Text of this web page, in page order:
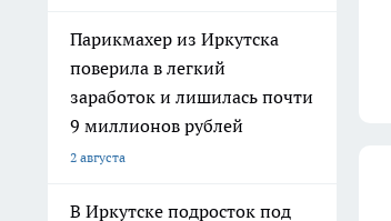
Парикмахер из Иркутска
поверила в легкий
заработок и лишилась почти
9 миллионов рублей
2 августа
В Иркутске подросток под